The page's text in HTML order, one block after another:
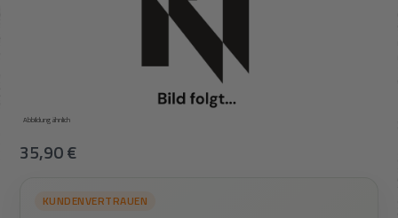
Abbildung ähnlich
Regulärer Preis:
35,90 €
KUNDENVERTRAUEN